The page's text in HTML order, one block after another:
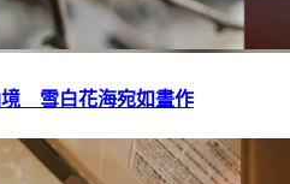
境 雪白花海宛如畫作